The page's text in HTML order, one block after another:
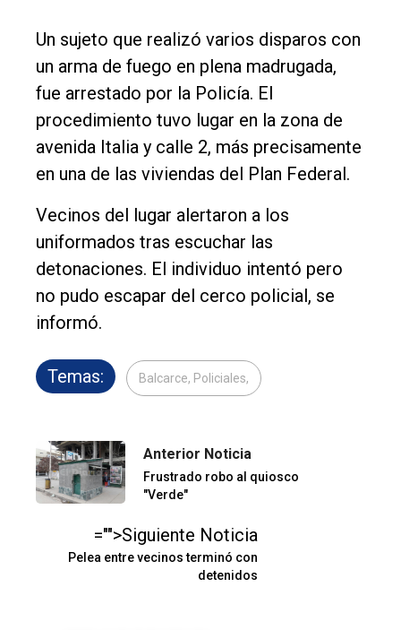
Contacto
Un sujeto que realizó varios disparos con
un arma de fuego en plena madrugada,
fue arrestado por la Policía. El
procedimiento tuvo lugar en la zona de
avenida Italia y calle 2, más precisamente
en una de las viviendas del Plan Federal.
Vecinos del lugar alertaron a los
uniformados tras escuchar las
detonaciones. El individuo intentó pero
no pudo escapar del cerco policial, se
informó.
Temas: Balcarce, Policiales,
Anterior Noticia
Frustrado robo al quiosco
"Verde"
="">Siguiente Noticia
Pelea entre vecinos terminó con
detenidos